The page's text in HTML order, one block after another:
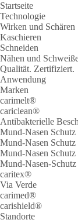
Startseite
Technologie
Wirken und Schären
Kaschieren
Schneiden
Nähen und
Qualität. Zertifiziert.
Anwendung
Marken
carimelt®
cariclean®
Antibakterielle
Mund-Nasen
Mund-Nasen
Mund-Nasen
Mund-Nasen-
caritex®
Via Verde
carimed®
carishield®
Standorte